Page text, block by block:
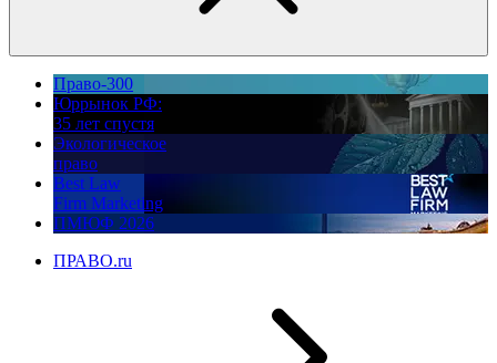
Право-300
Юррынок РФ:
35 лет спустя
Экологическое
право
Best Law
Firm Marketing
ПМЮФ 2026
ПРАВО.ru